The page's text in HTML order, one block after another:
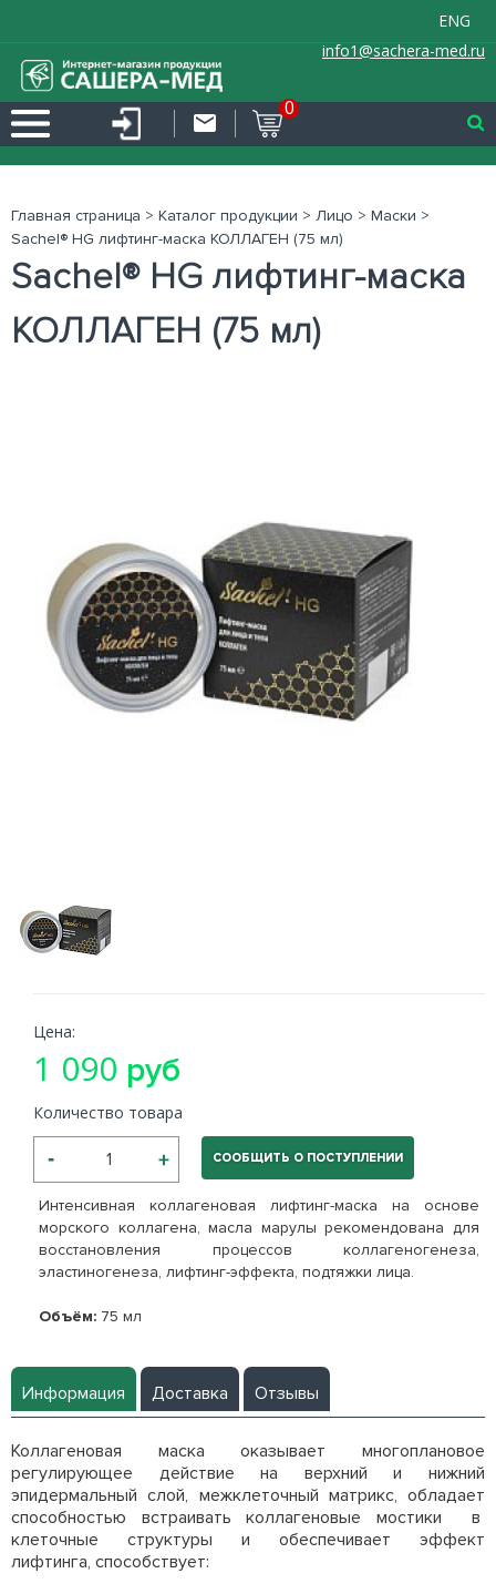
ENG
info1@sachera-med.ru
0
Главная страница > Каталог продукции > Лицо > Маски >
Sachel® HG лифтинг-маска КОЛЛАГЕН (75 мл)
Sachel® HG лифтинг-маска
КОЛЛАГЕН (75 мл)
Интенсивная коллагеновая лифтинг-маска на основе
морского коллагена, масла марулы рекомендована для
восстановления процессов коллагеногенеза,
эластиногенеза, лифтинг-эффекта, подтяжки лица.
Объём: 75 мл
Цена:
1 090 руб
Количество товара
СООБЩИТЬ О ПОСТУПЛЕНИИ
Информация Доставка Отзывы
Коллагеновая маска оказывает многоплановое
регулирующее действие на верхний и нижний
эпидермальный слой, межклеточный матрикс, обладает
способностью встраивать коллагеновые мостики в
клеточные структуры и обеспечивает эффект
лифтинга, способствует: